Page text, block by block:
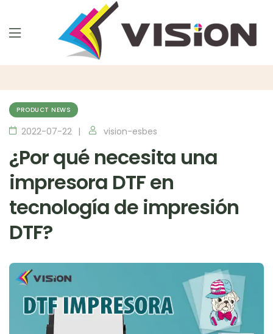
PRODUCT NEWS
2022-07-22 vision-esbes
¿Por qué necesita una
impresora DTF en
tecnología de impresión
DTF?